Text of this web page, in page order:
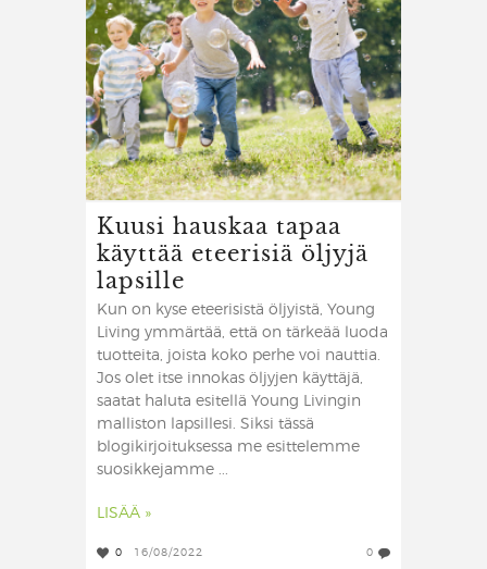
Kuusi hauskaa tapaa
käyttää eteerisiä öljyjä
lapsille
Kun on kyse eteerisistä öljyistä, Young
Living ymmärtää, että on tärkeää luoda
tuotteita, joista koko perhe voi nauttia.
Jos olet itse innokas öljyjen käyttäjä,
saatat haluta esitellä Young Livingin
malliston lapsillesi. Siksi tässä
blogikirjoituksessa me esittelemme
suosikkejamme ...
LISÄÄ »
0 16/08/2022 0